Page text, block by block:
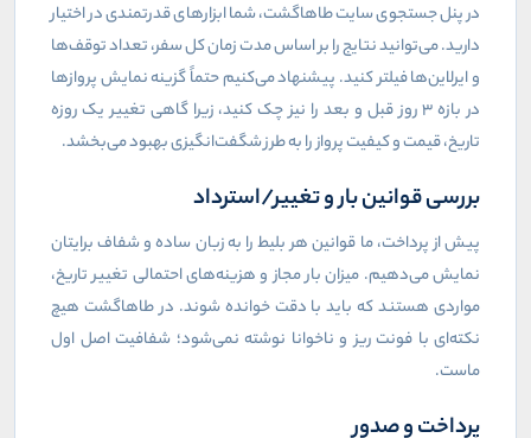
در پنل جستجوی سایت طاهاگشت، شما ابزارهای قدرتمندی در اختیار
دارید. می‌توانید نتایج را بر اساس مدت زمان کل سفر، تعداد توقف‌ها
و ایرلاین‌ها فیلتر کنید. پیشنهاد می‌کنیم حتماً گزینه نمایش پروازها
در بازه ۳ روز قبل و بعد را نیز چک کنید، زیرا گاهی تغییر یک روزه
تاریخ، قیمت و کیفیت پرواز را به طرز شگفت‌انگیزی بهبود می‌بخشد.
بررسی قوانین بار و تغییر/استرداد
پیش از پرداخت، ما قوانین هر بلیط را به زبان ساده و شفاف برایتان
نمایش می‌دهیم. میزان بار مجاز و هزینه‌های احتمالی تغییر تاریخ،
مواردی هستند که باید با دقت خوانده شوند. در طاهاگشت هیچ
نکته‌ای با فونت ریز و ناخوانا نوشته نمی‌شود؛ شفافیت اصل اول
ماست.
پرداخت و صدور